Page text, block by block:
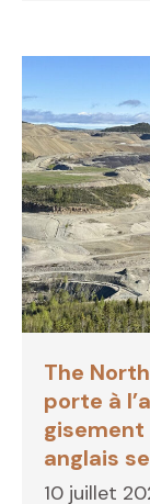
The
porte à
gisement
anglais
10 juillet